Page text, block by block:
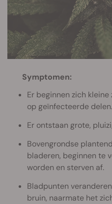
Symptomen:
Er beginnen zich
op geïnfecteerde delen.
Er ontstaan grote,
Bovengrondse
bladeren, beginnen te
worden en sterven af.
Bladpunten
bruin, naarmate het